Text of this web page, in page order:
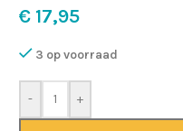
€17,95
3 op voorraad
- +